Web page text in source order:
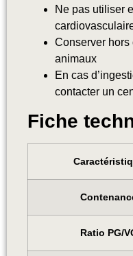
Ne pas utiliser
Conserver hors
animaux
En cas
contacter un
Fiche
Ratio PG/